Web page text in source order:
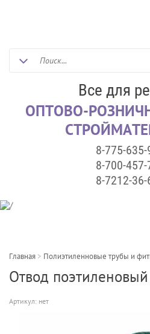
Все для
ОПТОВО-
8-775-635-
8-700-457-
8-7212-36-
Главная > Полиэтиленновые трубы и
Отвод
Артикул: нет